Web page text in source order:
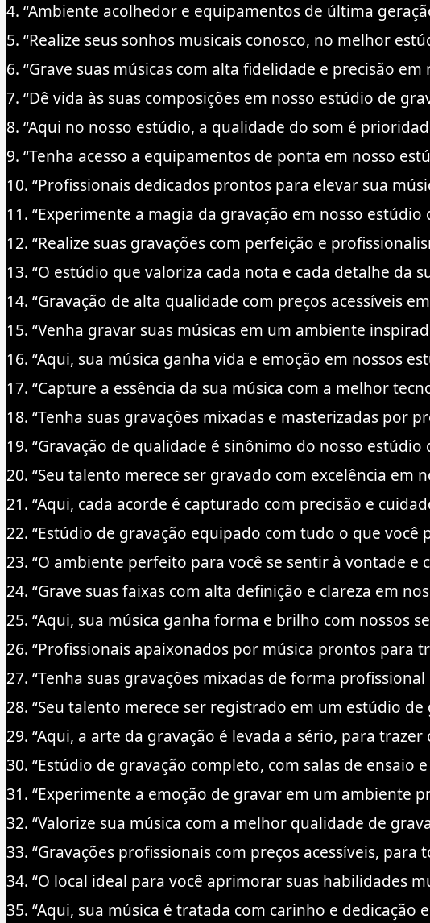
4. “Ambiente acolhedor e equipamentos de última
5. “Realize seus sonhos musicais conosco, no melhor
6. “Grave suas músicas com alta fidelidade e precisão em
7. “Dê vida às suas composições em nosso estúdio de
8. “Aqui no nosso estúdio, a qualidade do som é
9. “Tenha acesso a equipamentos de ponta em nosso
10. “Profissionais dedicados prontos para elevar sua
11. “Experimente a magia da gravação em nosso estúdio
12. “Realize suas gravações com perfeição e
13. “O estúdio que valoriza cada nota e cada detalhe da
14. “Gravação de alta qualidade com preços acessíveis
15. “Venha gravar suas músicas em um ambiente
16. “Aqui, sua música ganha vida e emoção em nossos
17. “Capture a essência da sua música com a melhor
18. “Tenha suas gravações mixadas e masterizadas por
19. “Gravação de qualidade é sinônimo do nosso estúdio
20. “Seu talento merece ser gravado com excelência em
21. “Aqui, cada acorde é capturado com precisão e
22. “Estúdio de gravação equipado com tudo o que você
23. “O ambiente perfeito para você se sentir à vontade e
24. “Grave suas faixas com alta definição e clareza em
25. “Aqui, sua música ganha forma e brilho com nossos
26. “Profissionais apaixonados por música prontos para
27. “Tenha suas gravações mixadas de forma
28. “Seu talento merece ser registrado em um estúdio
29. “Aqui, a arte da gravação é levada a sério, para
30. “Estúdio de gravação completo, com salas de ensaio
31. “Experimente a emoção de gravar em um ambiente
32. “Valorize sua música com a melhor qualidade de
33. “Gravações profissionais com preços acessíveis, para
34. “O local ideal para você aprimorar suas habilidades
35. “Aqui, sua música é tratada com carinho e dedicação